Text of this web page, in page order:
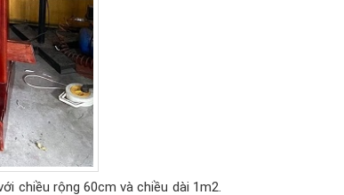
chiều rộng 60cm và chiều dài 1m2.